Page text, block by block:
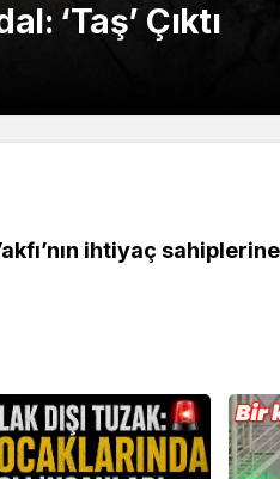
‘Taş’ Çıktı
ihtiyaç